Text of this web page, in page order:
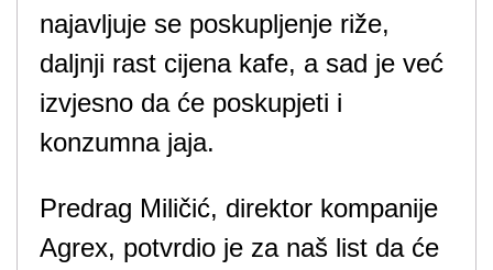
najavljuje se poskupljenje riže,
daljnji rast cijena kafe, a sad je već
izvjesno da će poskupjeti i
konzumna jaja.
Predrag Miličić, direktor kompanije
Agrex, potvrdio je za naš list da će